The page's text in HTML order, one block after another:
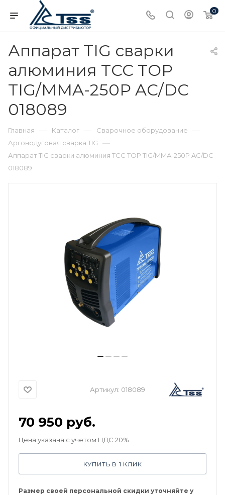
0
Аппарат TIG сварки
алюминия ТСС TOP
TIG/MMA-250P AC/DC
018089
Главная — Каталог — Сварочное оборудование —
Аргонодуговая сварка TIG —
Аппарат TIG сварки алюминия ТСС TOP TIG/MMA-250P AC/DC
018089
Артикул: 018089
70 950 руб.
Цена указана с учетом НДС 20%
КУПИТЬ В 1 КЛИК
Размер своей персональной скидки уточняйте у